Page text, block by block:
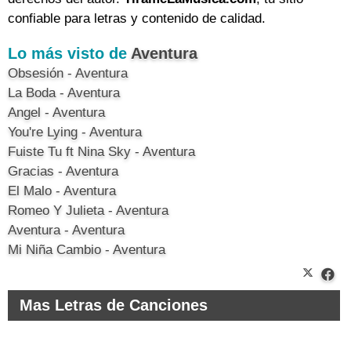
confiable para letras y contenido de calidad.
Lo más visto de Aventura
Obsesión - Aventura
La Boda - Aventura
Angel - Aventura
You're Lying - Aventura
Fuiste Tu ft Nina Sky - Aventura
Gracias - Aventura
El Malo - Aventura
Romeo Y Julieta - Aventura
Aventura - Aventura
Mi Niña Cambio - Aventura
Mas Letras de Canciones